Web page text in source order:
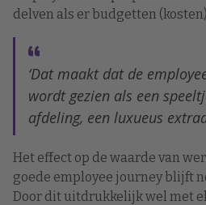
delven als er budgetten
‘Dat maakt dat de
wordt gezien als een
afdeling, een luxueus
Het effect op de waarde van
goede employee journey blijft
Door dit uitdrukkelijk wel met